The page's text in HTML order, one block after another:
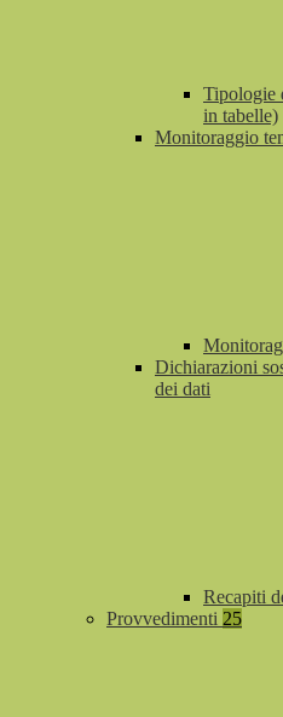
Tipologie
in tabelle)
Monitoraggio
Dichiarazioni
dei dati
Recapiti
Provvedimenti 25